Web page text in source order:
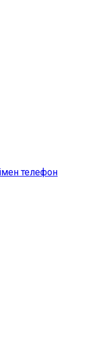
телефон